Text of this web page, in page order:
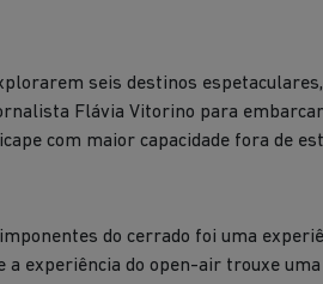
seis destinos
Flávia Vitorino para
com maior capacidade fora de
do cerrado foi uma
experiência do open-air trouxe